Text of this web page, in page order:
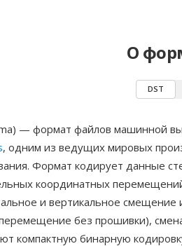
О
DST
— формат файлов машинной
, одним из ведущих мировых
Формат кодирует данные
координатных
и вертикальное
без прошивки),
компактную бинарную